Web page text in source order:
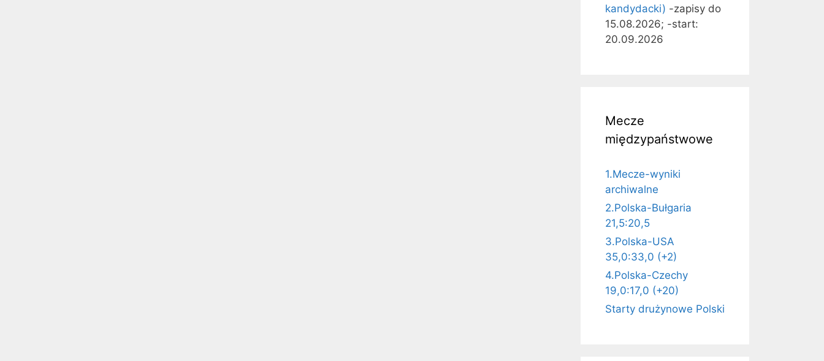
kandydacki) -zapisy do
15.08.2026; -start:
20.09.2026
Mecze
międzypaństwowe
1.Mecze-wyniki
archiwalne
2.Polska-Bułgaria
21,5:20,5
3.Polska-USA
35,0:33,0 (+2)
4.Polska-Czechy
19,0:17,0 (+20)
Starty drużynowe Polski